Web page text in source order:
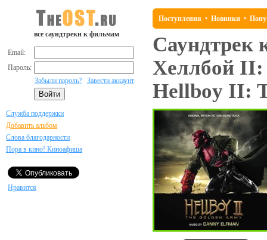
все саундтреки к фильмам
Email:
Пароль:
Забыли пароль?
Завести аккаунт
Служба поддержки
Добавить альбом
Слова благодарности
Пора в кино! Киноафиша
Нравится
Поступления • Новинки •
Саундтрек
Хеллбой II:
Hellboy II: